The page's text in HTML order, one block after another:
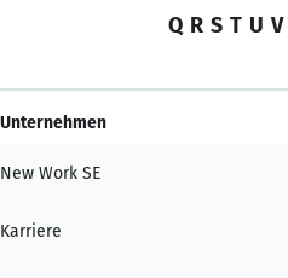
Q R S T U V
Unternehmen
New Work SE
Karriere